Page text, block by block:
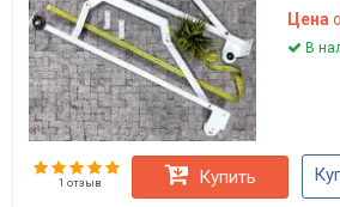
Цена
В
1 отзыв Купить